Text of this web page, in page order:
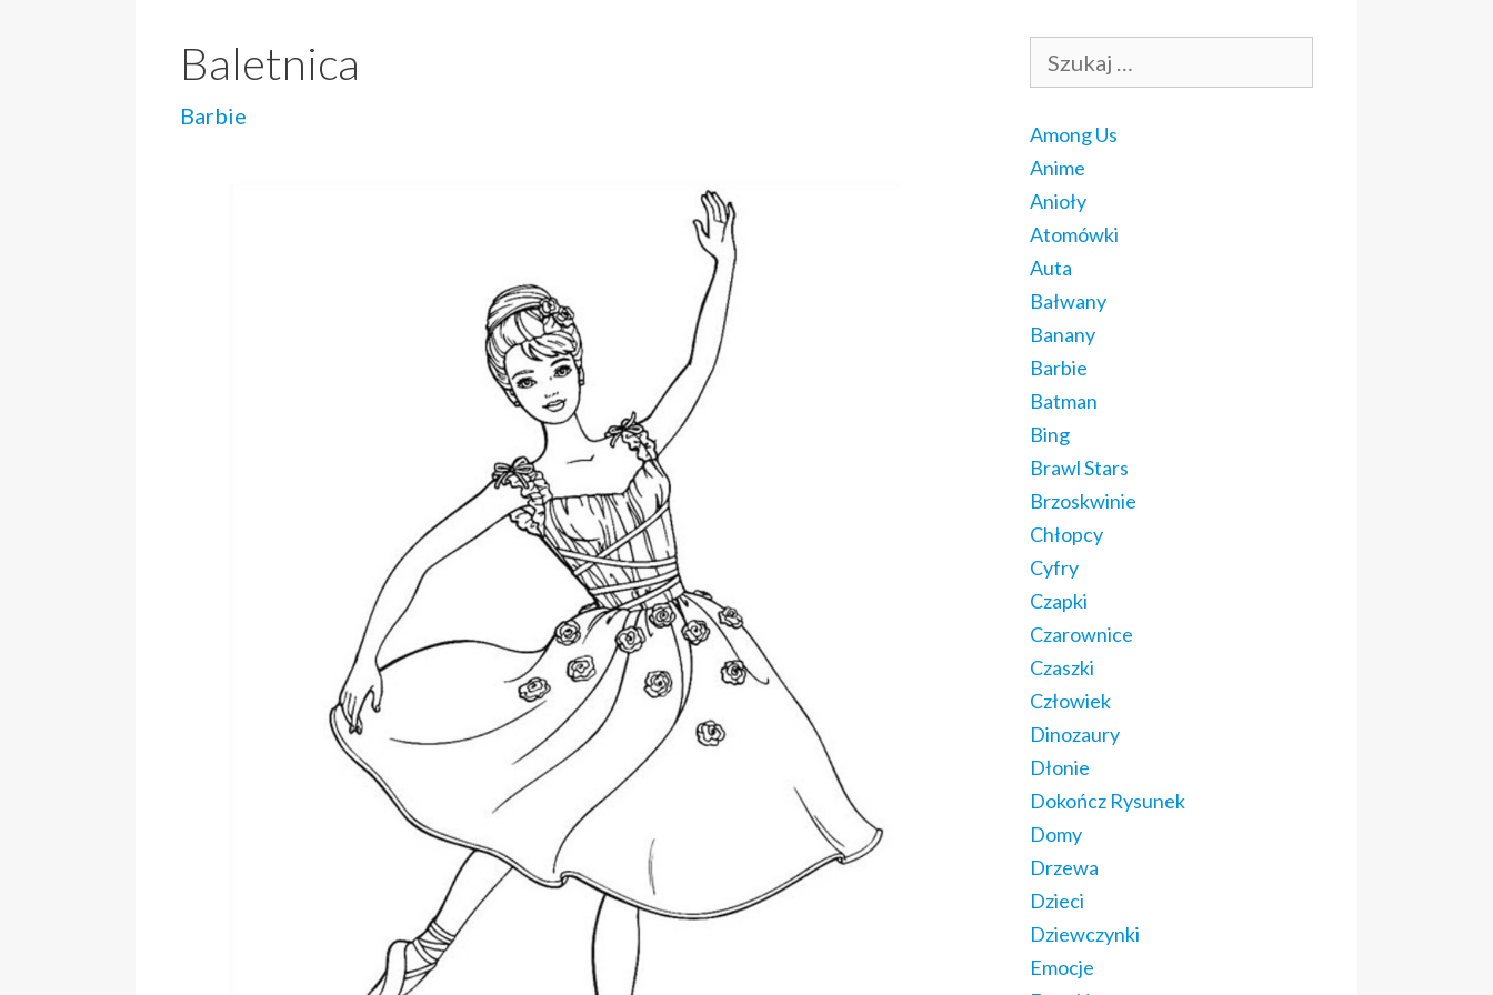
Baletnica
Barbie
Among Us
Anime
Anioły
Atomówki
Auta
Bałwany
Banany
Barbie
Batman
Bing
Brawl Stars
Brzoskwinie
Chłopcy
Cyfry
Czapki
Czarownice
Czaszki
Człowiek
Dinozaury
Dłonie
Dokończ Rysunek
Domy
Drzewa
Dzieci
Dziewczynki
Emocje